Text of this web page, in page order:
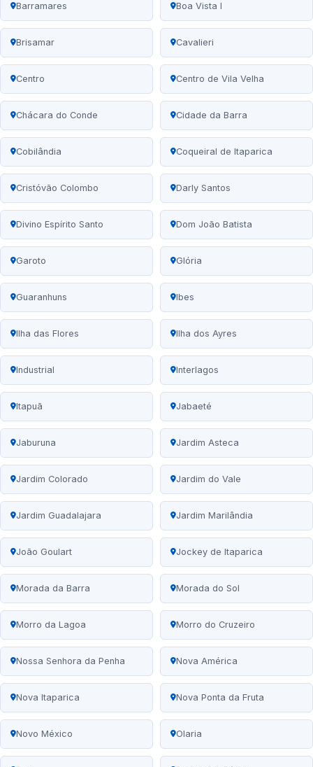
Barramares Boa Vista I
Brisamar Cavalieri
Centro Centro de Vila Velha
Chácara do Conde Cidade da Barra
Cobilândia Coqueiral de Itaparica
Cristóvão Colombo Darly Santos
Divino Espírito Santo Dom João Batista
Garoto Glória
Guaranhuns Ibes
Ilha das Flores Ilha dos Ayres
Industrial Interlagos
Itapuã Jabaeté
Jaburuna Jardim Asteca
Jardim Colorado Jardim do Vale
Jardim Guadalajara Jardim Marilândia
João Goulart Jockey de Itaparica
Morada da Barra Morada do Sol
Morro da Lagoa Morro do Cruzeiro
Nossa Senhora da Penha Nova América
Nova Itaparica Nova Ponta da Fruta
Novo México Olaria